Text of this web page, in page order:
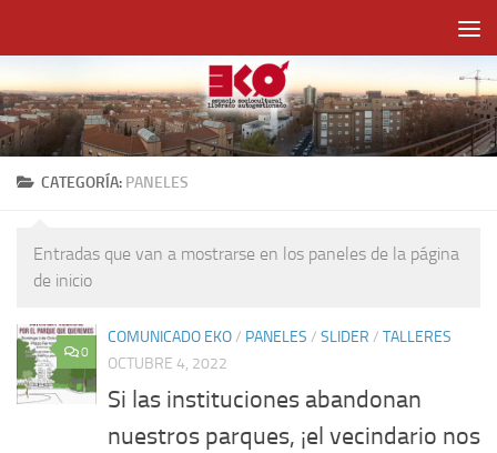
CATEGORÍA: PANELES
Entradas que van a mostrarse en los paneles de la página
de inicio
0
COMUNICADO EKO/ PANELES / SLIDER / TALLERES
OCTUBRE 4, 2022
Si las instituciones abandonan
nuestros parques, ¡el vecindario nos